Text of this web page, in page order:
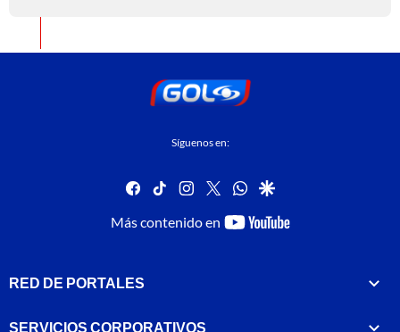
Síguenos en:
facebook
tiktok instagram
twitterwhatsapp
google
Más contenido en
youtube-
RED DE PORTALES
SERVICIOS CORPORATIVOS